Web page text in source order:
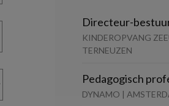
Directeur-
KINDEROPVANG
TERNEUZEN
Pedagogisch
DYNAMO |